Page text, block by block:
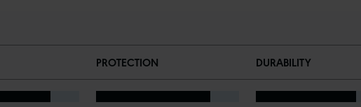
PROTECTION DURABILITY